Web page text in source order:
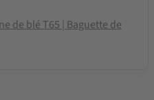
de blé T65 | Baguette de